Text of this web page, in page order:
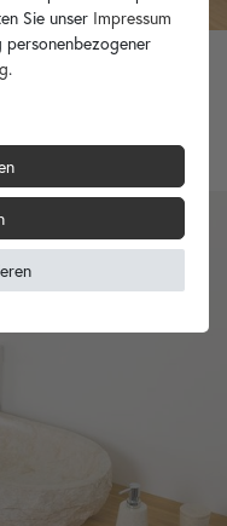
Sie unser Impressum
personenbezogener
.